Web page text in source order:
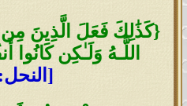
{كَذَٰلِكَ فَعَلَ الَّذِينَ
اللَّـهُ وَلَـٰكِن